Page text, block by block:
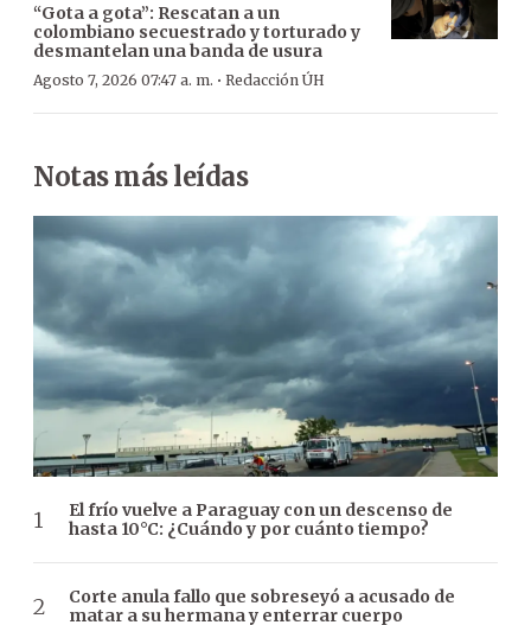
“Gota a gota”: Rescatan a un
colombiano secuestrado y torturado y
desmantelan una banda de usura
Agosto 7, 2026 07:47 a. m. · Redacción ÚH
Notas más leídas
El frío vuelve a Paraguay con un descenso de
hasta 10°C: ¿Cuándo y por cuánto tiempo?
Corte anula fallo que sobreseyó a acusado de
matar a su hermana y enterrar cuerpo